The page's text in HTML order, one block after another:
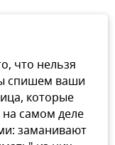
что нельзя
спишем ваши
которые
самом деле
заманивают